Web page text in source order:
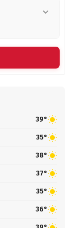
39°
35°
38°
37°
35°
36°